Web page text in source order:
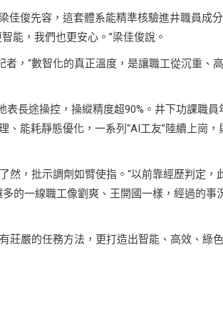
佳俊先容，這套體系能精準核驗進井職員成
能，我們也更安心。”梁佳俊說。
，“數智化的真正溫度，是讓職工從沉重、
長途操控，操縱精度超90%。井下功課職員
能耗靜態優化，一系列“AI工友”陸續上崗，
然，批示調劑如臂使指。“以前靠經歷判定，
的一線職工像劉爽、王開國一樣，經過的事
莊嚴的任務方法，更打造出智能、高效、綠色